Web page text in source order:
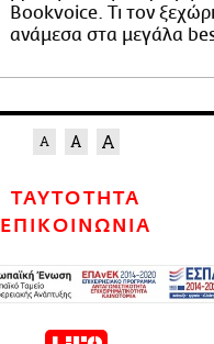
Bookvoice. Τι τον
ανάμεσα στα μεγάλα
ΤΑΥΤΟΤΗΤΑ
ΕΠΙΚΟΙΝΩΝΙΑ